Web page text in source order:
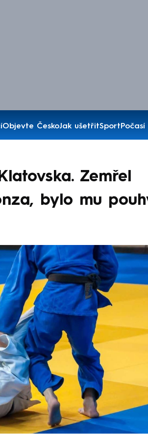
Objevte ČeskoJak ušetřitSportPočasí
Zemřel
bylo mu